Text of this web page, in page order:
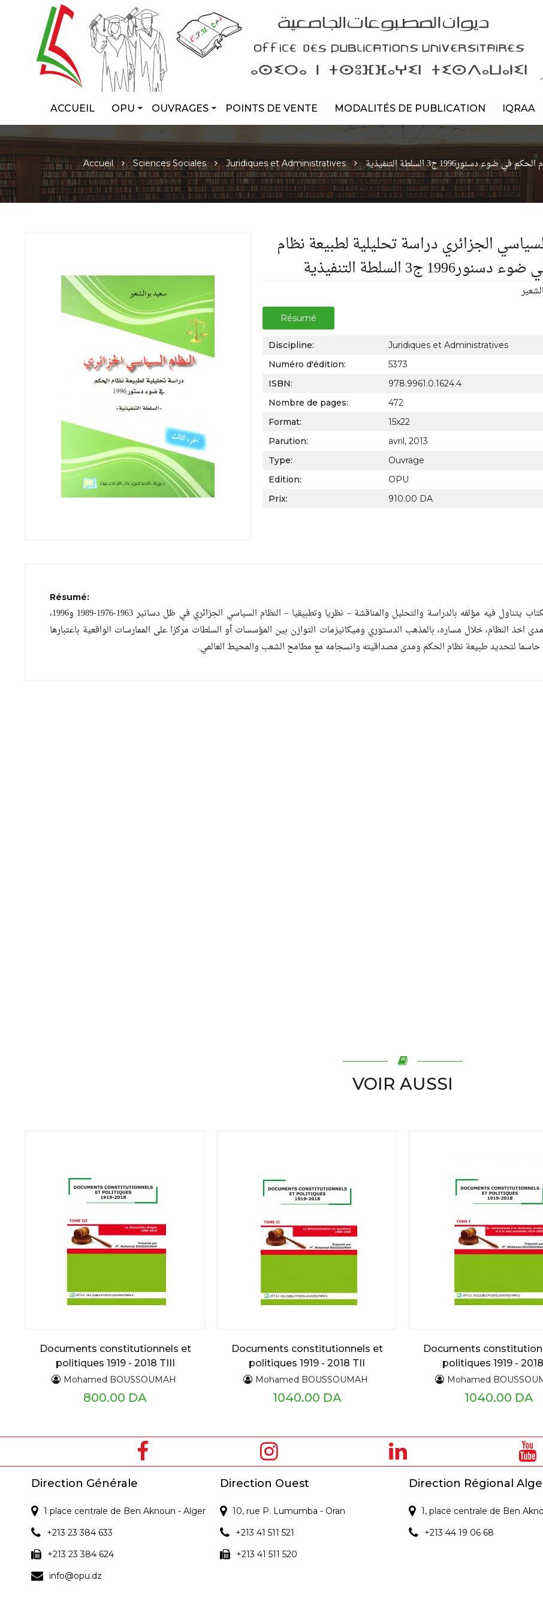
ACCUEIL OPU OUVRAGES POINTS DE VENTE MODALITÉS DE PUBLICATION IQRAA
Accueil Sciences Sociales Juridiques et Administratives ج3 السلطة التنفيذية
الجزائري دراسة تحليلية لطبيعة نظام
ج3 السلطة التنفيذية
Résumé
Discipline:
Juridiques et Administratives
Numéro d'édition:
5373
ISBN:
978.9961.0.1624.4
Nombre de pages:
472
Format:
15x22
Parution:
avril, 2013
Type:
Ouvrage
Edition:
OPU
Prix:
910.00 DA
Résumé:
هذا الكتاب يتناول فيه مؤلفه بالدراسة والتحليل والمناقشة – نظريا وتطبيقيا – النظام السياسي الجزائري في ظل دساتير 1963-1976-1989 و1996،
اخذ النظام، خلال مساره، بالمذهب الدستوري وميكانيزمات التوازن بين المؤسسات أو السلطات مركزا على الممارسات الواقعية باعتبارها
حاسما لتحديد طبيعة نظام الحكم ومدى مصداقيته وانسجامه مع مطامح الشعب والمحيط العالمي.
VOIR AUSSI
Documents constitutionnels et
politiques 1919 - 2018 TIII
Mohamed BOUSSOUMAH
800.00 DA
Documents constitutionnels et
politiques 1919 - 2018 TII
Mohamed BOUSSOUMAH
1040.00 DA
Documents
politiques 1919 - 2018
Mohamed
1040.00 DA
Direction Générale
1 place centrale de Ben Aknoun - Alger
+213 23 384 633
+213 23 384 624
info@opu.dz
Direction Ouest
10, rue P. Lumumba - Oran
+213 41 511 521
+213 41 511 520
Direction Régional
1, place centrale de Ben
+213 44 19 06 68